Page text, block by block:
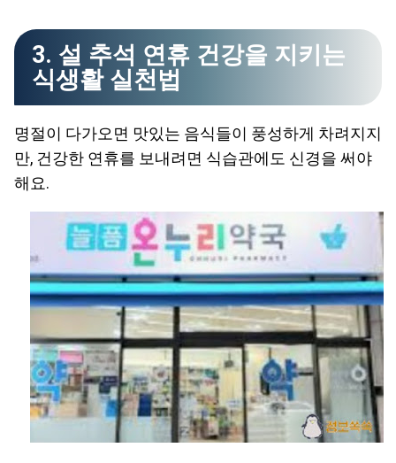
3. 설 추석 연휴 건강을 지키는
식생활 실천법
명절이 다가오면 맛있는 음식들이 풍성하게 차려지지
만, 건강한 연휴를 보내려면 식습관에도 신경을 써야
해요.